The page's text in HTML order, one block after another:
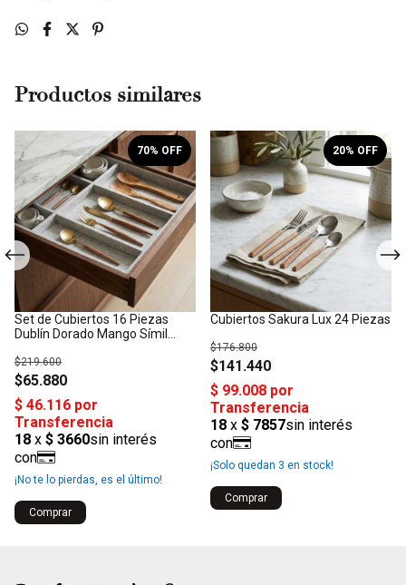
Productos similares
Set de Cubiertos 16 Piezas
Dublín Dorado Mango Símil
$65.880
$219.600
70% OFF
¡No te lo pierdas, es el último!
Cubiertos Sakura Lux 24 Piezas
$141.440
$176.800
20% OFF
¡Solo quedan 3 en stock!
Comprar